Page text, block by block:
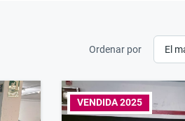
Ordenar por
VENDIDA 2025